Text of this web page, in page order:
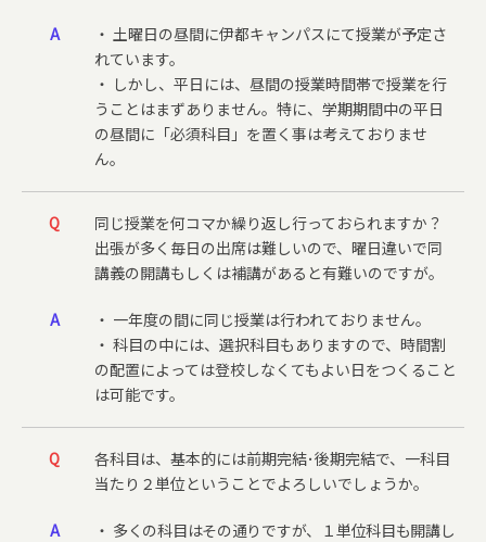
A
・ 土曜日の昼間に伊都キャンパスにて授業が予定さ
れています。
・ しかし、平日には、昼間の授業時間帯で授業を行
うことはまずありません。特に、学期期間中の平日
の昼間に「必須科目」を置く事は考えておりませ
ん。
Q
同じ授業を何コマか繰り返し行っておられますか？
出張が多く毎日の出席は難しいので、曜日違いで同
講義の開講もしくは補講があると有難いのですが。
A
・ 一年度の間に同じ授業は行われておりません。
・ 科目の中には、選択科目もありますので、時間割
の配置によっては登校しなくてもよい日をつくること
は可能です。
Q
各科目は、基本的には前期完結･後期完結で、一科目
当たり２単位ということでよろしいでしょうか。
A ・ 多くの科目はその通りですが、１単位科目も開講し